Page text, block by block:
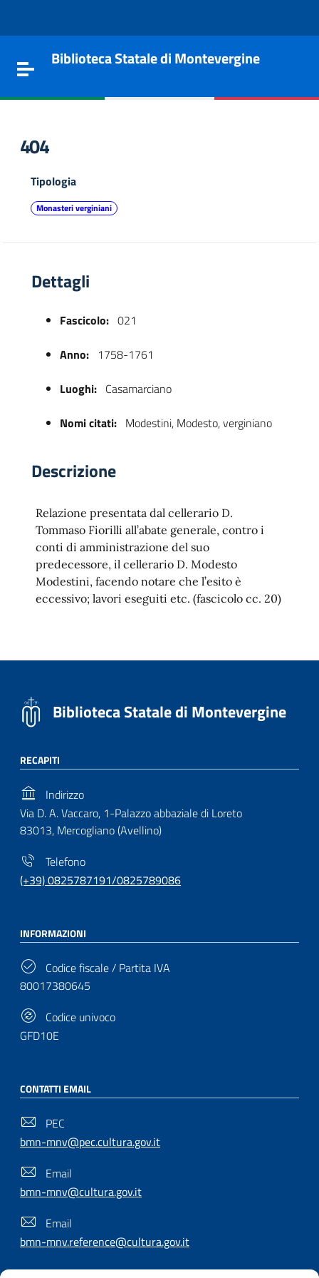
Toggle navigation
Biblioteca Statale di Montevergine
404
Tipologia
Monasteri verginiani
Dettagli
Fascicolo: 021
Anno: 1758-1761
Luoghi: Casamarciano
Nomi citati: Modestini, Modesto, verginiano
Descrizione
Relazione presentata dal cellerario D.
Tommaso Fiorilli all’abate generale, contro i
conti di amministrazione del suo
predecessore, il cellerario D. Modesto
Modestini, facendo notare che l’esito è
eccessivo; lavori eseguiti etc. (fascicolo cc. 20)
Biblioteca Statale di Montevergine
RECAPITI
Indirizzo
Via D. A. Vaccaro, 1-Palazzo abbaziale di Loreto
83013, Mercogliano (Avellino)
Telefono
(+39) 0825787191/0825789086
INFORMAZIONI
Codice fiscale / Partita IVA
80017380645
Codice univoco
GFD10E
CONTATTI EMAIL
PEC
bmn-mnv@pec.cultura.gov.it
Email
bmn-mnv@cultura.gov.it
Email
bmn-mnv.reference@cultura.gov.it